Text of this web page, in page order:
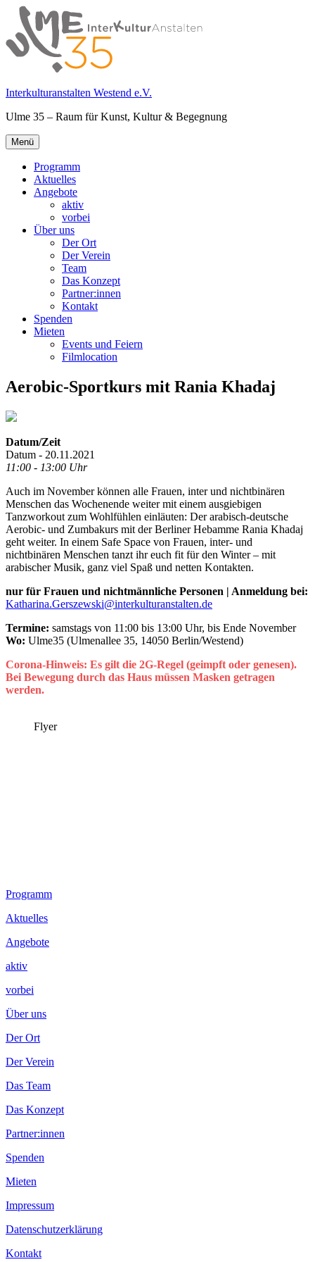
Springe
zum
Inhalt
Interkulturanstalten Westend e.V.
Ulme 35 – Raum für Kunst, Kultur & Begegnung
Primäres
Menü
Menü
Programm
Aktuelles
Angebote
aktiv
vorbei
Über uns
Der Ort
Der Verein
Team
Das Konzept
Partner:innen
Kontakt
Spenden
Mieten
Events und Feiern
Filmlocation
Aerobic-Sportkurs mit Rania Khadaj
Datum/Zeit
Datum - 20.11.2021
11:00 - 13:00 Uhr
Auch im November können alle Frauen, inter und nichtbinären
Menschen das Wochenende weiter mit einem ausgiebigen
Tanzworkout zum Wohlfühlen einläuten: Der arabisch-deutsche
Aerobic- und Zumbakurs mit der Berliner Hebamme Rania Khadaj
geht weiter. In einem Safe Space von Frauen, inter- und
nichtbinären Menschen tanzt ihr euch fit für den Winter – mit
arabischer Musik, ganz viel Spaß und netten Kontakten.
nur für Frauen und nichtmännliche Personen | Anmeldung bei:
Katharina.Gerszewski@interkulturanstalten.de
Termine: samstags von 11:00 bis 13:00 Uhr, bis Ende November
Wo: Ulme35 (Ulmenallee 35, 14050 Berlin/Westend)
Corona-Hinweis: Es gilt die 2G-Regel (geimpft oder genesen).
Bei Bewegung durch das Haus müssen Masken getragen
werden.
Flyer
Footer
Inhalt
Programm
Aktuelles
Angebote
aktiv
vorbei
Über uns
Der Ort
Der Verein
Das Team
Das Konzept
Partner:innen
Spenden
Mieten
Impressum
Datenschutzerklärung
Kontakt